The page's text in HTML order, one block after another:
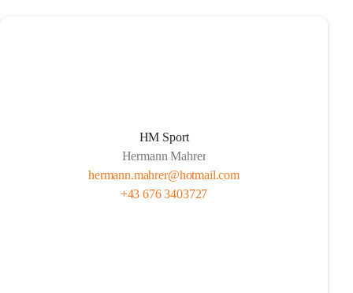
HM Sport
Hermann Mahrer
hermann.mahrer@hotmail.com
+43 676 3403727